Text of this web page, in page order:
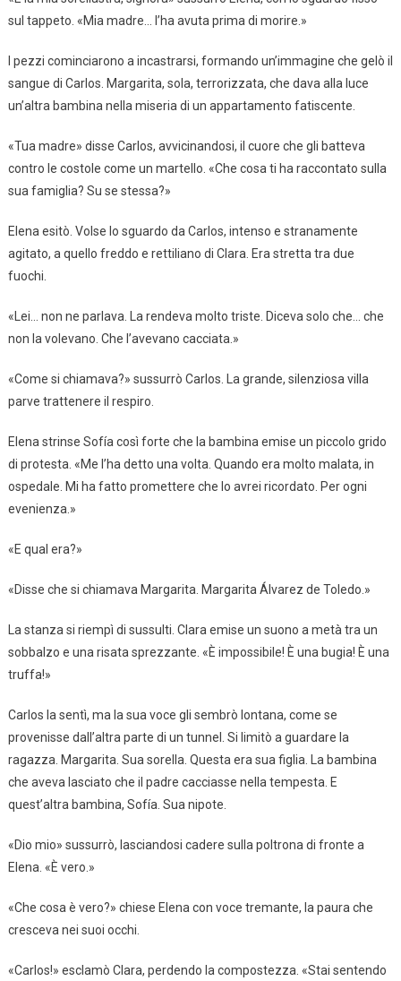
sul tappeto. «Mia madre… l’ha avuta prima di morire.»
I pezzi cominciarono a incastrarsi, formando un’immagine che gelò il
sangue di Carlos. Margarita, sola, terrorizzata, che dava alla luce
un’altra bambina nella miseria di un appartamento fatiscente.
«Tua madre» disse Carlos, avvicinandosi, il cuore che gli batteva
contro le costole come un martello. «Che cosa ti ha raccontato sulla
sua famiglia? Su se stessa?»
Elena esitò. Volse lo sguardo da Carlos, intenso e stranamente
agitato, a quello freddo e rettiliano di Clara. Era stretta tra due
fuochi.
«Lei… non ne parlava. La rendeva molto triste. Diceva solo che… che
non la volevano. Che l’avevano cacciata.»
«Come si chiamava?» sussurrò Carlos. La grande, silenziosa villa
parve trattenere il respiro.
Elena strinse Sofía così forte che la bambina emise un piccolo grido
di protesta. «Me l’ha detto una volta. Quando era molto malata, in
ospedale. Mi ha fatto promettere che lo avrei ricordato. Per ogni
evenienza.»
«E qual era?»
«Disse che si chiamava Margarita. Margarita Álvarez de Toledo.»
La stanza si riempì di sussulti. Clara emise un suono a metà tra un
sobbalzo e una risata sprezzante. «È impossibile! È una bugia! È una
truffa!»
Carlos la sentì, ma la sua voce gli sembrò lontana, come se
provenisse dall’altra parte di un tunnel. Si limitò a guardare la
ragazza. Margarita. Sua sorella. Questa era sua figlia. La bambina
che aveva lasciato che il padre cacciasse nella tempesta. E
quest’altra bambina, Sofía. Sua nipote.
«Dio mio» sussurrò, lasciandosi cadere sulla poltrona di fronte a
Elena. «È vero.»
«Che cosa è vero?» chiese Elena con voce tremante, la paura che
cresceva nei suoi occhi.
«Carlos!» esclamò Clara, perdendo la compostezza. «Stai sentendo